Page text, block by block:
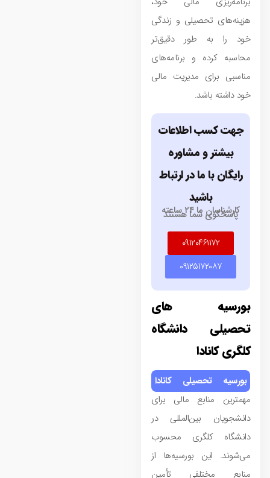
هزینه‌های تحصیلی و زندگی
خود را به طور دقیق‌تر
محاسبه کرده و برنامه‌های
مناسبی برای مدیریت مالی
خود داشته باشد.
جهت کسب اطلاعات
بیشتر و مشاوره
رایگان با ما در ارتباط
باشید
کارشناسان ما ۲۴ ساعته
پاسخگوی شما هستند
۰۹۱۲۰۴۶۱۱۷۲
۰۹۱۲۵۱۷۲۰۸۷
بورسیه‌ های
تحصیلی دانشگاه
کلگری کانادا
بورسیه‌ تحصیلی کانادا
مهمترین منابع مالی برای
دانشجویان بین‌المللی در
دانشگاه کلگری محسوب
می‌شوند. این بورسیه‌ها از
منابع مختلفی تأمین